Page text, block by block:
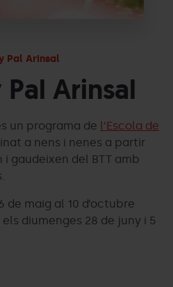
Pal Arinsal
Arinsal
un programa de l’Escola de
a nens i nenes a partir
i gaudeixen del BTT amb
de maig al 10 d’octubre
diumenges 28 de juny i 5